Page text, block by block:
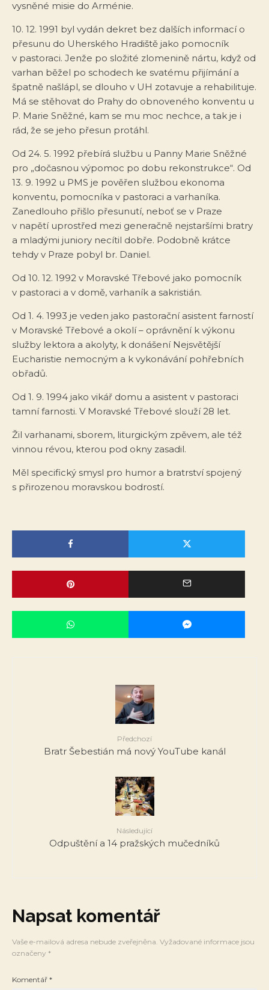
vysněné misie do Arménie.
10. 12. 1991 byl vydán dekret bez dalších informací o
přesunu do Uherského Hradiště jako pomocník
v pastoraci. Jenže po složité zlomenině nártu, když od
varhan běžel po schodech ke svatému přijímání a
špatně našlápl, se dlouho v UH zotavuje a rehabilituje.
Má se stěhovat do Prahy do obnoveného konventu u
P. Marie Sněžné, kam se mu moc nechce, a tak je i
rád, že se jeho přesun protáhl.
Od 24. 5. 1992 přebírá službu u Panny Marie Sněžné
pro „dočasnou výpomoc po dobu rekonstrukce“. Od
13. 9. 1992 u PMS je pověřen službou ekonoma
konventu, pomocníka v pastoraci a varhaníka.
Zanedlouho přišlo přesunutí, neboť se v Praze
v napětí uprostřed mezi generačně nejstaršími bratry
a mladými juniory necítil dobře. Podobně krátce
tehdy v Praze pobyl br. Daniel.
Od 10. 12. 1992 v Moravské Třebové jako pomocník
v pastoraci a v domě, varhaník a sakristián.
Od 1. 4. 1993 je veden jako pastorační asistent farností
v Moravské Třebové a okolí – oprávnění k výkonu
služby lektora a akolyty, k donášení Nejsvětější
Eucharistie nemocným a k vykonávání pohřebních
obřadů.
Od 1. 9. 1994 jako vikář domu a asistent v pastoraci
tamní farnosti. V Moravské Třebové slouží 28 let.
Žil varhanami, sborem, liturgickým zpěvem, ale též
vinnou révou, kterou pod okny zasadil.
Měl specifický smysl pro humor a bratrství spojený
s přirozenou moravskou bodrostí.
Předchozí
Bratr Šebestián má nový YouTube kanál
Následující
Odpuštění a 14 pražských mučedníků
Napsat komentář
Vaše e-mailová adresa nebude zveřejněna. Vyžadované informace jsou
označeny *
Komentář *